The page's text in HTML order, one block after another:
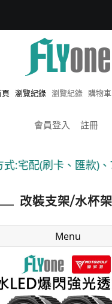
瀏覽紀錄 瀏覽紀錄 購物車
會員登入 註冊
7-11貨到付款 ●隨貨
改裝支架/水杯架
Menu